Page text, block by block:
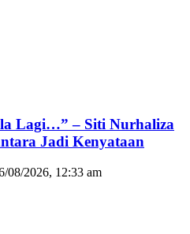
Lagi…” – Siti Nurhaliza
Jadi Kenyataan
08/2026, 12:33 am